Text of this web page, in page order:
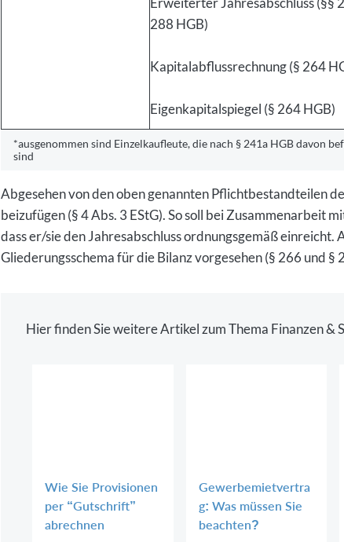
288 HGB)
Kapitalabflussrechnung (§ 264
Eigenkapitalspiegel (§ 264 HGB)
*ausgenommen sind Einzelkaufleute, die nach § 241a HGB davon
sind
Abgesehen von den oben genannten Pflichtbestandteilen
beizufügen (§ 4 Abs. 3 EStG). So soll bei
dass er/sie den Jahresabschluss ordnungsgemäß
Gliederungsschema für die Bilanz vorgesehen (§ 266 und §
Hier finden Sie weitere Artikel zum Thema Finanzen &
Wie Sie Provisionen
per “Gutschrift”
abrechnen
Gewerbemietvertra
g: Was müssen Sie
beachten?